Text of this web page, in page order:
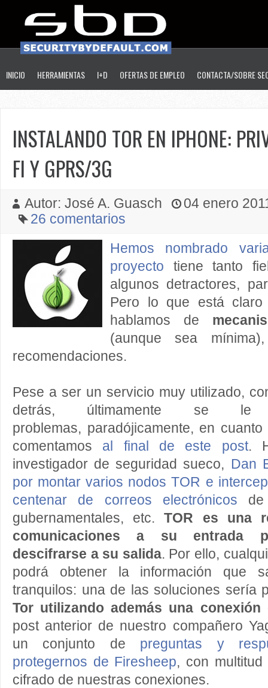
INICIO HERRAMIENTAS I+D OFERTAS DE EMPLEO CONTACTA/SOBRE
INSTALANDO TOR EN IPHONE:
FI Y GPRS/3G
Autor: José A. Guasch
04 enero
26 comentarios
Hemos nombrado
proyecto tiene tanto
algunos detractores,
Pero lo que está
hablamos de
(aunque sea
recomendaciones.
Pese a ser un servicio muy utilizado,
detrás, últimamente se le
problemas, paradójicamente, en
comentamos al final de este post.
investigador de seguridad sueco, Dan
por montar varios nodos TOR e
centenar de correos electrónicos de
gubernamentales, etc.TOR es una
comunicaciones a su entrada
descifrarse a su salida. Por ello,
podrá obtener la información que
tranquilos: una de las soluciones sería
Tor utilizando además una conexión
post anterior de nuestro compañero
un conjunto de preguntas y
protegernos de Firesheep, con
cifrado de nuestras conexiones.